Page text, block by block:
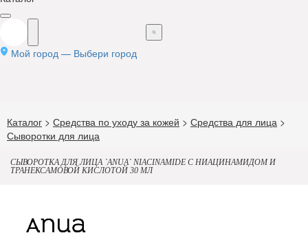
Мой город — Выбери город
Каталог > Средства по уходу за кожей > Средства для лица >
Сыворотки для лица
СЫВОРОТКА ДЛЯ ЛИЦА `ANUA` NIACINAMIDE С НИАЦИНАМИДОМ И
ТРАНЕКСАМОВОЙ КИСЛОТОЙ 30 МЛ